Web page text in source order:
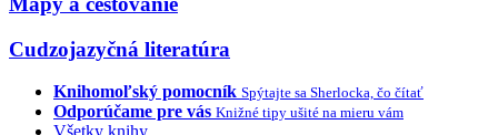
Cudzojazyčná literatúra
Knihomoľský pomocník Spýtajte sa Sherlocka, čo čítať
Odporúčame pre vás Knižné tipy ušité na mieru vám